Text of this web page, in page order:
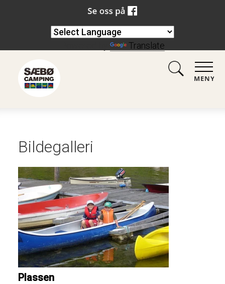
MENY
Bildegalleri
Plassen
Translate